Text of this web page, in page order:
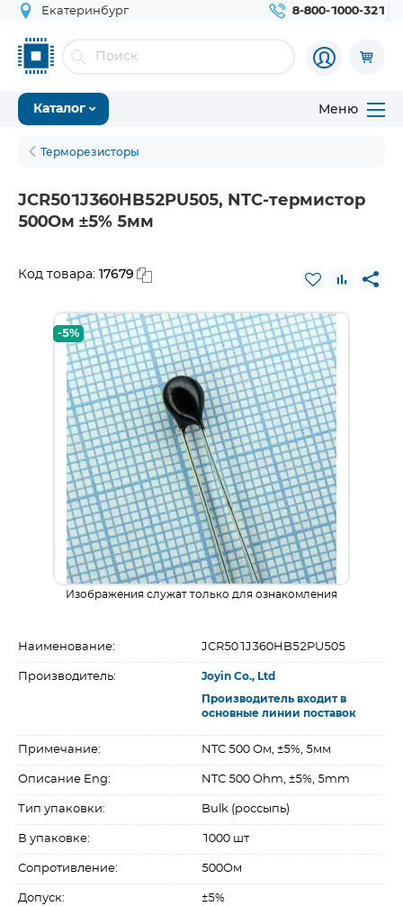
Екатеринбург 8-800-1000-321
Каталог Меню
Терморезисторы
JCR501J360HB52PU505, NTC-термистор
500Ом ±5% 5мм
Код товара: 17679
-5%
Изображения служат только для ознакомления
Наименование: JCR501J360HB52PU505
Производитель: Joyin Co., Ltd
Производитель входит в
основные линии поставок
Примечание: NTC 500 Ом, ±5%, 5мм
Описание Eng: NTC 500 Ohm, ±5%, 5mm
Тип упаковки: Bulk (россыпь)
В упаковке: 1000 шт
Сопротивление: 500Ом
Допуск: ±5%